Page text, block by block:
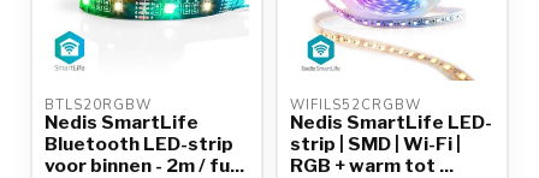
BTLS20RGBW
Nedis SmartLife
Bluetooth LED-strip
voor binnen - 2m / fu...
WIFILS52CRGBW
Nedis SmartLife LED-
strip | SMD | Wi-Fi |
RGB + warm tot ...